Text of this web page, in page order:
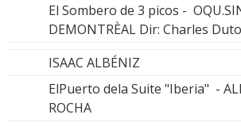
El Sombero de 3 picos -
DEMONTRÈAL Dir: Charles
ISAAC ALBÉNIZ
ElPuerto dela Suite "Iberia" -
ROCHA